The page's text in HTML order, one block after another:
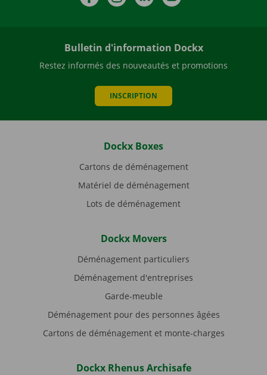
Bulletin d'information Dockx
Restez informés des nouveautés et promotions
INSCRIPTION
Dockx Boxes
Cartons de déménagement
Matériel de déménagement
Lots de déménagement
Dockx Movers
Déménagement particuliers
Déménagement d'entreprises
Garde-meuble
Déménagement pour des personnes âgées
Cartons de déménagement et monte-charges
Dockx Rhenus Archisafe